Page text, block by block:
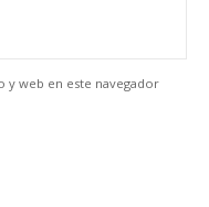
web en este navegador